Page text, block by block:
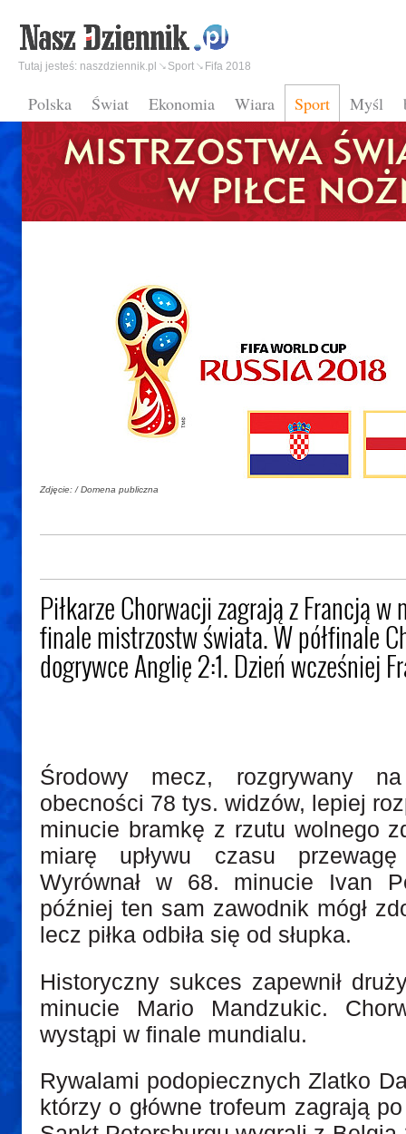
Polska Świat Ekonomia Wiara Sport Myśl
Tutaj jesteś: naszdziennik.pl Sport Fifa 2018
Zdjęcie: / Domena publiczna
Piłkarze Chorwacji zagrają z Francją
finale mistrzostw świata. W półfinale
dogrywce Anglię 2:1. Dzień wcześniej
Środowy mecz, rozgrywany
obecności 78 tys. widzów, lepiej
minucie bramkę z rzutu wolnego
miarę upływu czasu
Wyrównał w 68. minucie Ivan
później ten sam zawodnik mógł
lecz piłka odbiła się od słupka.
Historyczny sukces zapewnił
minucie Mario Mandzukic.
wystąpi w finale mundialu.
Rywalami podopiecznych Zlatko
którzy o główne trofeum zagrają